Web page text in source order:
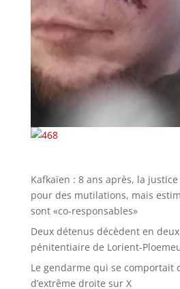
Kafkaïen : 8 ans après, la justice
pour des mutilations, mais
sont «co-responsables»
Deux détenus décèdent en
pénitentiaire de Lorient-
Le gendarme qui se comportait
d’extrême droite sur X